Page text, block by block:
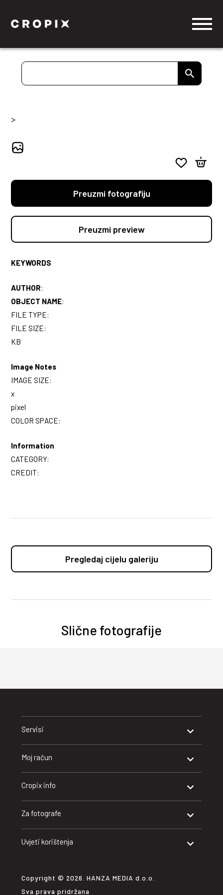
>
Preuzmi fotografiju
Preuzmi preview
KEYWORDS
AUTHOR:
OBJECT NAME:
FILE TYPE:
FILE SIZE:
KB
Image Notes
IMAGE SIZE:
x
pixel
COLOR SPACE:
Information
CATEGORY:
CREDIT:
Pregledaj cijelu galeriju
Slične fotografije
Servisi
Moj račun
Cropix info
Za fotografe
Uvjeti korištenja
Copyright © 2026. HANZA MEDIA d.o.o.
Sva prava pridržana